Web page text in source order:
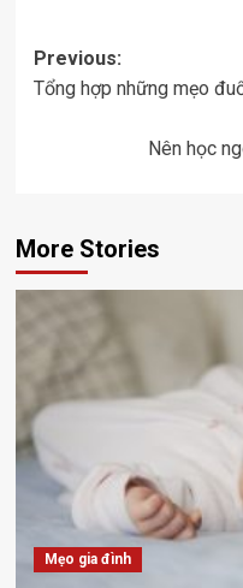
Post
navigation
Previous:
Tổng hợp những mẹo
Nên học
More Stories
Mẹo gia đình